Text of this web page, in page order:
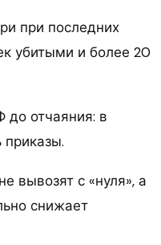
при последних
убитыми и более 20
отчаяния: в
вывозят с «нуля», а
снижает